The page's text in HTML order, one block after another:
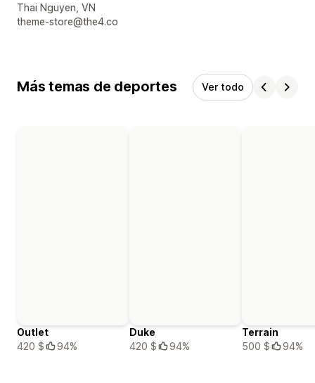
Detalles de contacto del diseñador
Thai Nguyen, VN
theme-store@the4.co
Más temas de deportes Ver todo
Outlet
420 $
94%
Duke
420 $
94%
Terrain
500 $
94%